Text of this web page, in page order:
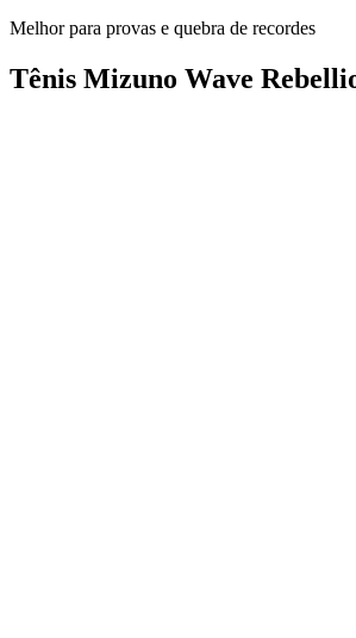
Melhor para provas e quebra de recordes
Tênis Mizuno Wave